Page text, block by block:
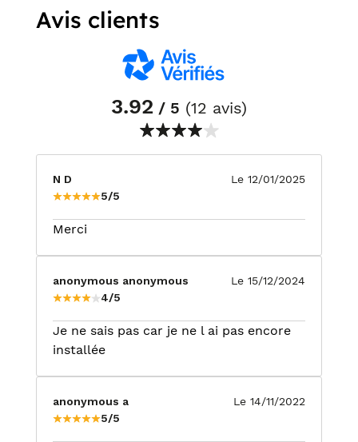
Avis clients
3.92 / 5 (12 avis)
N D
5/5
Le 12/01/2025
Merci
anonymous anonymous
4/5
Le 15/12/2024
Je ne sais pas car je ne l ai pas encore
installée
anonymous a
5/5
Le 14/11/2022